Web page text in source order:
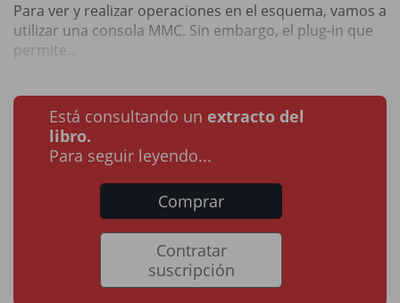
Para ver y realizar operaciones en el esquema, vamos a
utilizar una consola MMC. Sin embargo, el plug-in que
permite...
Está consultando un extracto del
libro.
Para seguir leyendo...
Comprar
Contratar
suscripción